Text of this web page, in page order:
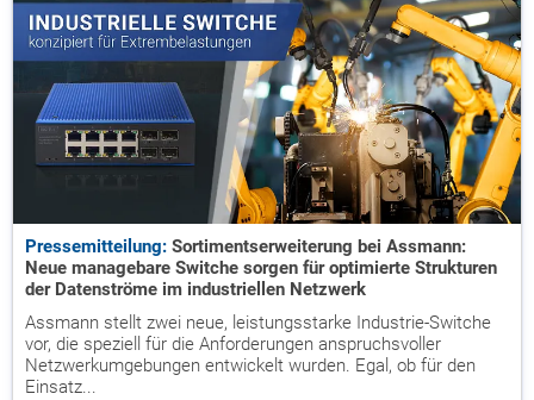
Pressemitteilung: Sortimentserweiterung bei Assmann:
Neue managebare Switche sorgen für optimierte Strukturen
der Datenströme im industriellen Netzwerk
Assmann stellt zwei neue, leistungsstarke Industrie-Switche
vor, die speziell für die Anforderungen anspruchsvoller
Netzwerkumgebungen entwickelt wurden. Egal, ob für den
Einsatz...